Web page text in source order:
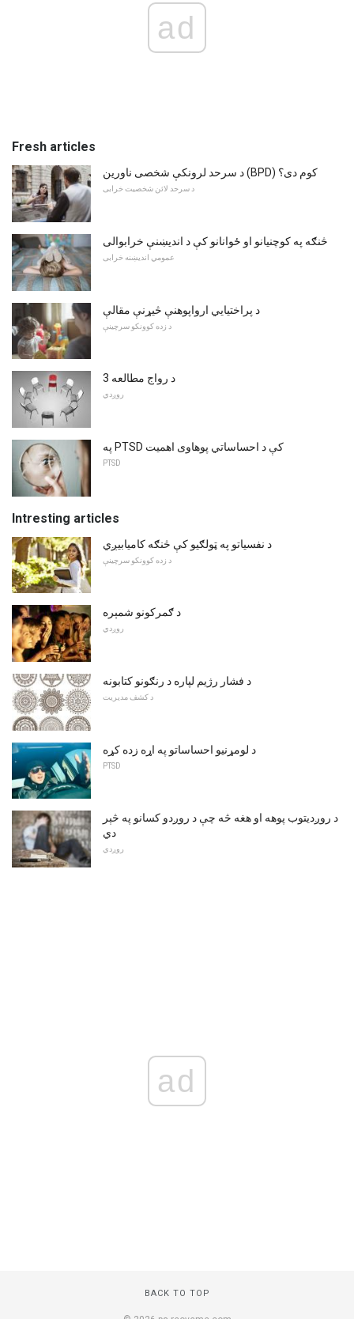
ad
Fresh articles
د سرحد لرونکې شخصی ناورین (BPD) کوم دی؟
د سرحد لائن شخصیت خرابی
څنګه په کوچنيانو او ځوانانو کې د اندیښنې خرابوالی
عمومي اندیښنه خرابی
د پراختیایي ارواپوهنې څیړنې مقالې
د زده کوونکو سرچینې
د رواج مطالعه 3
روږدي
په PTSD کې د احساساتي پوهاوی اهمیت
PTSD
Intresting articles
د نفسیاتو په ټولګیو کې څنګه کامیابیږي
د زده کوونکو سرچینې
د ګمرکونو شمېره
روږدي
د فشار رژیم لپاره د رنګونو کتابونه
د کشف مدیریت
د لومړنیو احساساتو په اړه زده کړه
PTSD
د روږديتوب پوهه او هغه څه چې د روږدو کسانو په څېر
دي
روږدي
ad
BACK TO TOP